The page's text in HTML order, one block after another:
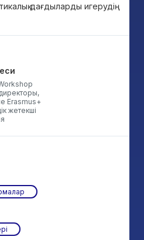
дағдыларды игерудің
директоры,
Erasmus+
жетекші